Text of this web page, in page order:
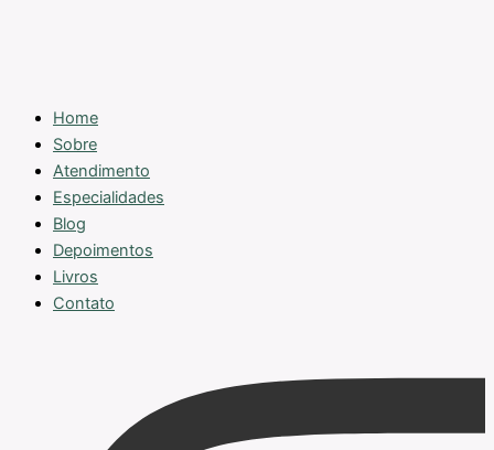
Home
Sobre
Atendimento
Especialidades
Blog
Depoimentos
Livros
Contato